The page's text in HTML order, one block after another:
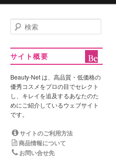
検
索
サイト概要
Beauty-Net は、高品質・低価格の
優秀コスメをプロの目でセレクト
し、キレイを追及するあなたのた
めにご紹介しているウェブサイト
です。
サイトのご利用方法
商品情報について
お問い合せ先